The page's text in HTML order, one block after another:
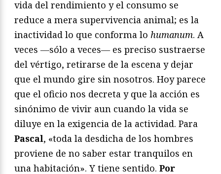
vida del rendimiento y el consumo se
reduce a mera supervivencia animal; es la
inactividad lo que conforma lo humanum. A
veces ―sólo a veces― es preciso sustraerse
del vértigo, retirarse de la escena y dejar
que el mundo gire sin nosotros. Hoy parece
que el oficio nos decreta y que la acción es
sinónimo de vivir aun cuando la vida se
diluye en la exigencia de la actividad. Para
Pascal, «toda la desdicha de los hombres
proviene de no saber estar tranquilos en
una habitación». Y tiene sentido. Por